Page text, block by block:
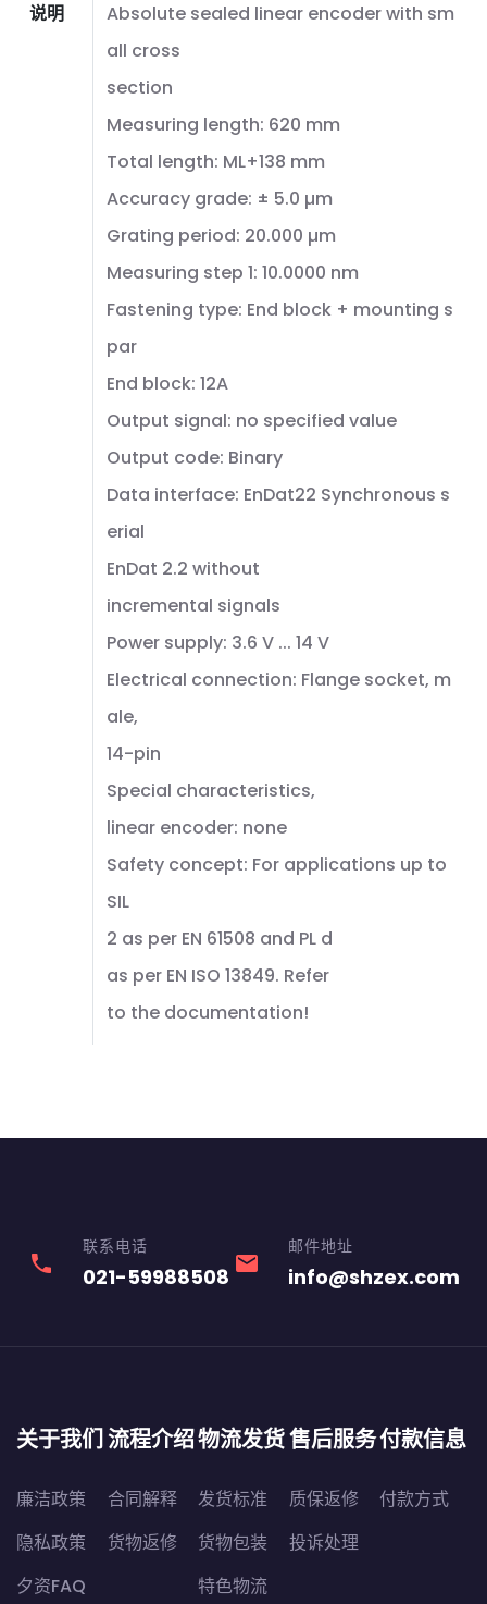
说明
Absolute sealed linear encoder with sm
all cross
section
Measuring length: 620 mm
Total length: ML+138 mm
Accuracy grade: ± 5.0 µm
Grating period: 20.000 µm
Measuring step 1: 10.0000 nm
Fastening type: End block + mounting s
par
End block: 12A
Output signal: no specified value
Output code: Binary
Data interface: EnDat22 Synchronous s
erial
EnDat 2.2 without
incremental signals
Power supply: 3.6 V ... 14 V
Electrical connection: Flange socket, m
ale,
14-pin
Special characteristics,
linear encoder: none
Safety concept: For applications up to
SIL
2 as per EN 61508 and PL d
as per EN ISO 13849. Refer
to the documentation!
phone
联系电话
021-59988508 email
邮件地址
info@shzex.com
关于我们
廉洁政策
隐私政策
夕资FAQ
流程介绍
合同解释
货物返修
物流发货
发货标准
货物包装
特色物流
售后服务
质保返修
投诉处理
付款信息
付款方式